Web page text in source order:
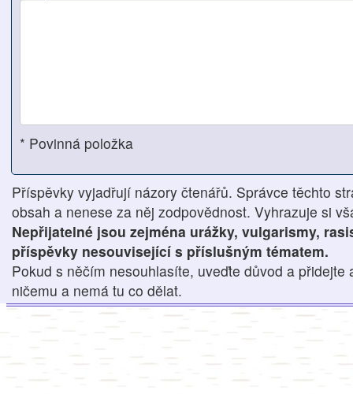
* Povinná položka
Příspěvky vyjadřují názory čtenářů. Správce těchto
obsah a nenese za něj zodpovědnost. Vyhrazuje si
Nepřijatelné jsou zejména urážky, vulgarismy,
příspěvky nesouvisející s příslušným tématem.
Pokud s něčím nesouhlasíte, uveďte důvod a přidejte
ničemu a nemá tu co dělat.